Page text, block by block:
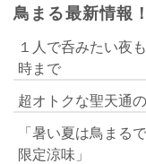
鳥まる最新情報！
１人で呑みたい夜
時まで
超オトクな聖天通
「暑い夏は鳥まる
限定涼味」